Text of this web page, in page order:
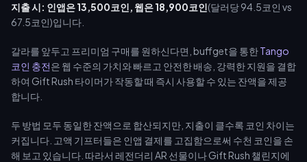
지출 시: 인앱은 13,500코인, 웹은 18,900코인(달러당 94.5코인 vs
67.5코인)입니다.
갈라를 앞두고 프리미엄 구매를 원하신다면, buffget을 통한Tango
코인 충전은 웹 수준의 가치와 빠르고 안전한 배송, 강력한 지원을 결합
하여 Gift Rush 타이머가 작동할 때 즉시 사용할 수 있는 잔액을 제공
합니다.
두 방법 모두 동일한 잔액으로 합산되지만, 지출이 클수록 코인 차이는
커집니다. 고액 기프터들은 인앱 결제를 고집함으로써 수천 코인을 손
해 보고 있습니다. 따라서 레전더리 AR 선물이나 Gift Rush 챌린지에